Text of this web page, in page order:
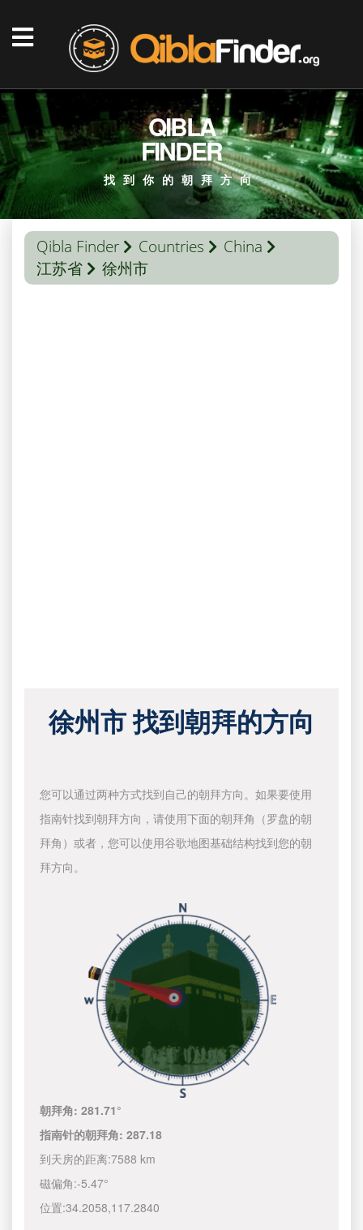
QIBLA
FINDER
找到你的朝拜方向
Qibla Finder Countries
China
江苏省
徐州市
徐州市 找到朝拜的方向
您可以通过两种方式找到自己的朝拜方向。如果要使用
指南针找到朝拜方向，请使用下面的朝拜角（罗盘的朝
拜角）或者，您可以使用谷歌地图基础结构找到您的朝
拜方向。
朝拜角:281.71°
指南针的朝拜角:287.18
到天房的距离:7588 km
磁偏角:-5.47°
位置:34.2058,117.2840